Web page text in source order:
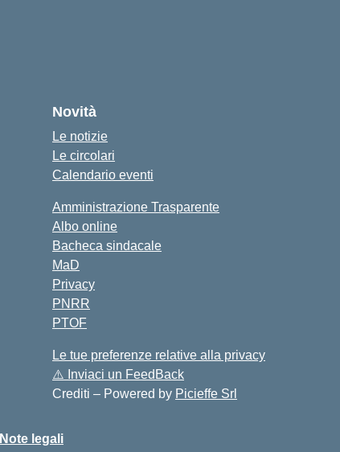
Novità
Le notizie
Le circolari
Calendario eventi
Amministrazione Trasparente
Albo online
Bacheca sindacale
MaD
Privacy
PNRR
PTOF
Le tue preferenze relative alla privacy
⚠️ Inviaci un FeedBack
Crediti – Powered by Picieffe Srl
Note legali